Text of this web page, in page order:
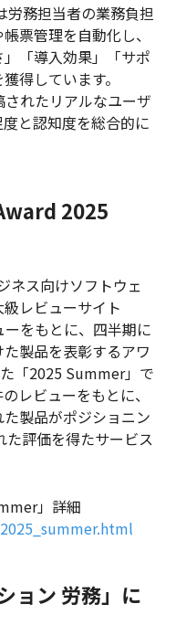
労務担当者の業務負担
票管理を自動化し、
「導入効果」「サポ
得しています。
れたリアルなユーザ
と認知度を総合的に
2025
ネス向けソフトウェ
レビューサイト
をもとに、四半期に
製品を表彰するアワ
「2025 Summer」で
レビューをもとに、
製品がポジショニン
評価を得たサービス
」詳細
ョン 労務」に